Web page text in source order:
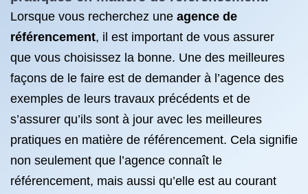
Lorsque vous recherchez une agence de
référencement, il est important de vous assurer
que vous choisissez la bonne. Une des meilleures
façons de le faire est de demander à l’agence des
exemples de leurs travaux précédents et de
s’assurer qu’ils sont à jour avec les meilleures
pratiques en matière de référencement. Cela signifie
non seulement que l’agence connaît le
référencement, mais aussi qu’elle est au courant